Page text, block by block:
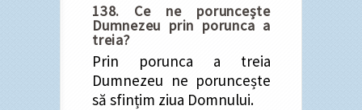
138. Ce ne poruncește
Dumnezeu prin porunca a
treia?
Prin porunca a treia
Dumnezeu ne poruncește
să sfințim ziua Domnului.